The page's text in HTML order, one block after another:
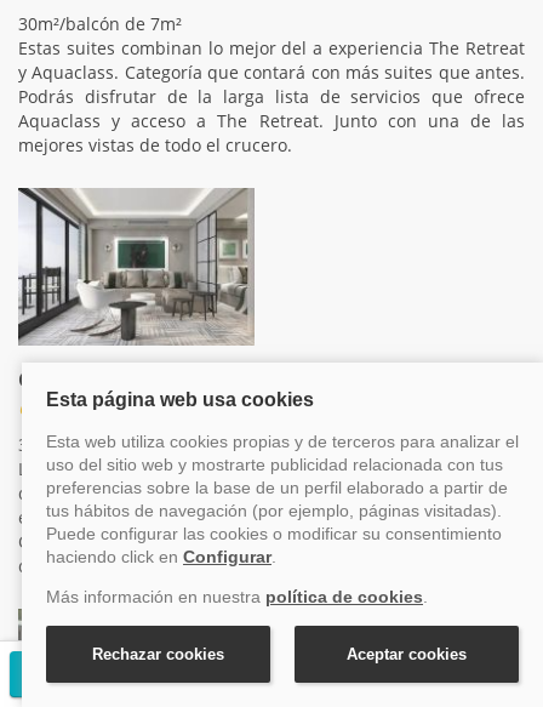
30m²/balcón de 7m²
Estas suites combinan lo mejor del a experiencia The Retreat
y Aquaclass. Categoría que contará con más suites que antes.
Podrás disfrutar de la larga lista de servicios que ofrece
Aquaclass y acceso a The Retreat. Junto con una de las
mejores vistas de todo el crucero.
Celebrity Suite
Categorías CS, CS
37m²/balcón de 9m²
La suite Celebrity, es muy similar a la Suite Royal, con la
diferencia que aquí tendremos dos habitaciones, ambas
equipadas con los mejores colchones extragrandes de
Cashmere. Aquí también encontraremos grandes ventanales
de techo a suelo y un balcón privado.